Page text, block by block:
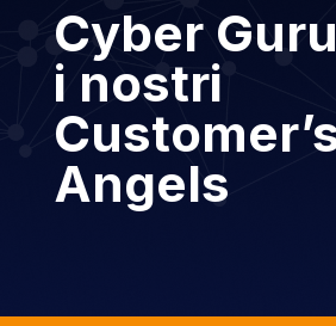
Cyber
i nostri
Angels